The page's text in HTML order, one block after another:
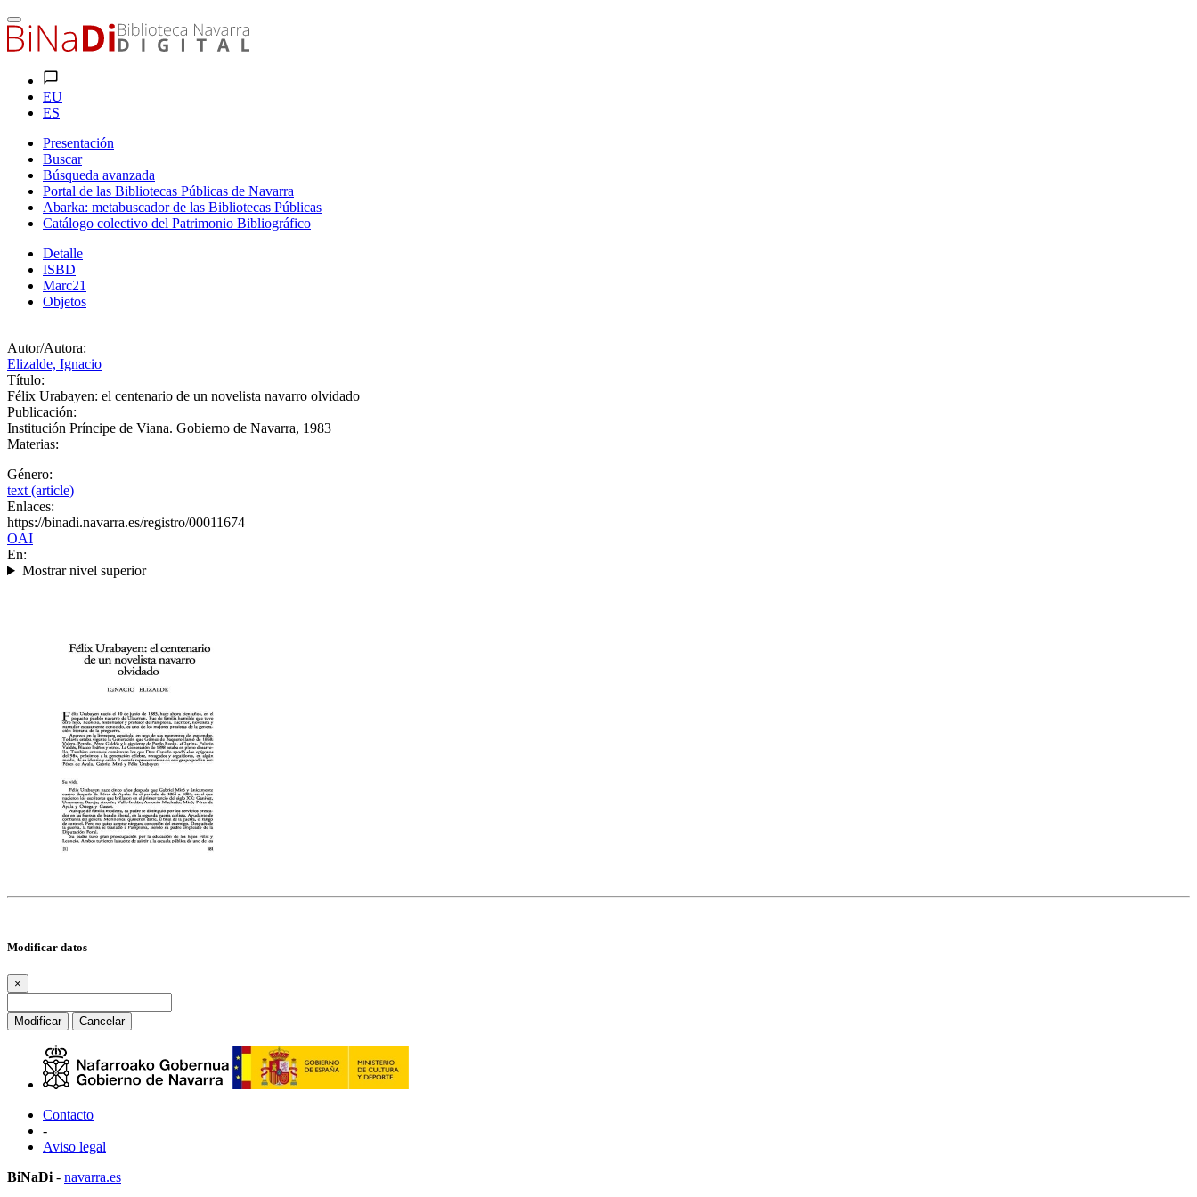
EU
ES
Presentación
Buscar
Búsqueda avanzada
Portal de las Bibliotecas Públicas de Navarra
Abarka: metabuscador de las Bibliotecas Públicas
Catálogo colectivo del Patrimonio Bibliográfico
Detalle
ISBD
Marc21
Objetos
Autor/Autora:
Elizalde, Ignacio
Título:
Félix Urabayen: el centenario de un novelista navarro olvidado
Publicación:
Institución Príncipe de Viana. Gobierno de Navarra, 1983
Materias:
Género:
text (article)
Enlaces:
https://binadi.navarra.es/registro/00011674
OAI
En:
Mostrar nivel superior
Modificar datos
×
Modificar Cancelar
Contacto
-
Aviso legal
BiNaDi - navarra.es